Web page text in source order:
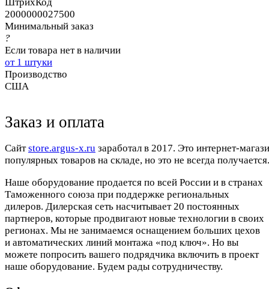
2000000027500
Минимальный заказ
?
Если товара нет в наличии
от 1 штуки
Производство
США
Заказ и оплата
Cайтstore.argus-x.ru заработал в 2017. Это интернет-
популярных товаров на складе, но это не всегда
Наше оборудование продается по всей России и в странах
Таможенного союза при поддержке региональных
дилеров. Дилерская сеть насчитывает 20 постоянных
партнеров, которые продвигают новые технологии в своих
регионах. Мы не занимаемся оснащением больших цехов
и автоматических линий монтажа «под ключ». Но вы
можете попросить вашего подрядчика включить в проект
наше оборудование. Будем рады сотрудничеству.